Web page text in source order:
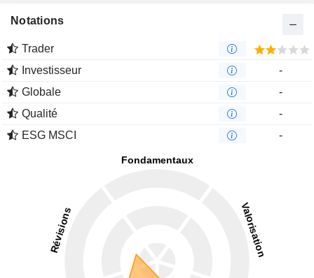
Notations
Trader
Investisseur
-
Globale
-
Qualité
-
ESG MSCI
-